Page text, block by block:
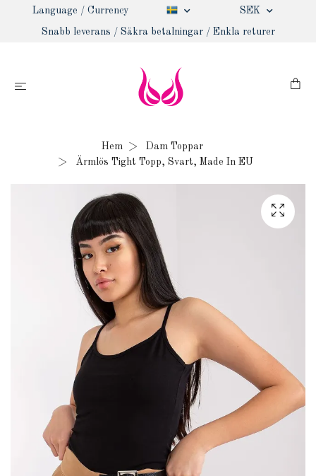
Language / Currency SEK
Snabb leverans / Säkra betalningar / Enkla returer
Hem
Dam Toppar
Ärmlös Tight Topp, Svart, Made In EU